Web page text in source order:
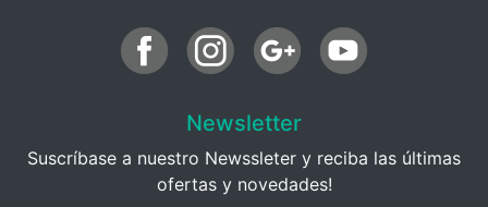
Newsletter
Suscríbase a nuestro Newssleter y reciba las últimas
ofertas y novedades!